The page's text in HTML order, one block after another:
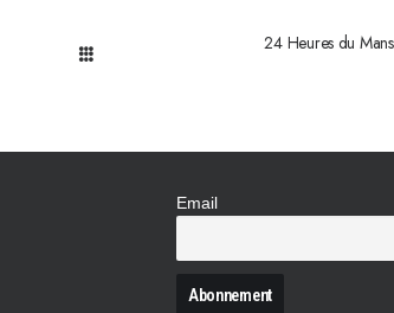
24 Heures du
Email